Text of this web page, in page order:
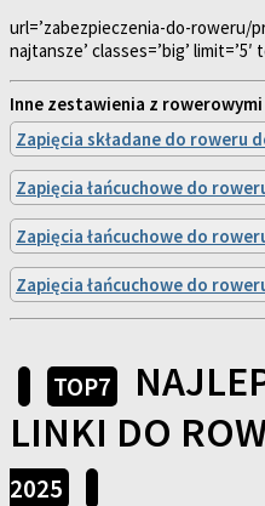
url=’zabezpieczenia-do-roweru/
najtansze’ classes=’big’
Inne zestawienia z
Zapięcia składane do roweru
Zapięcia łańcuchowe do
Zapięcia łańcuchowe do
Zapięcia łańcuchowe do
TOP7
LINKI DO
2025